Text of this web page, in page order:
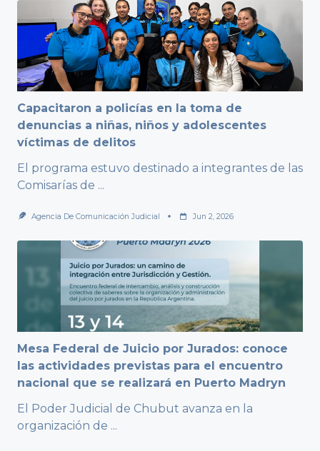
Capacitaron a policías en la toma de
denuncias a niñas, niños y adolescentes
víctimas de delitos
El programa estuvo destinado a integrantes de las
Comisarías de ...
Agencia De Comunicación Judicial Jun 2, 2026
Mesa Federal de Juicio por Jurados: conoce
las actividades previstas para el encuentro
nacional que se realizará en Puerto Madryn
El Poder Judicial de Chubut avanza en la
organización de ...